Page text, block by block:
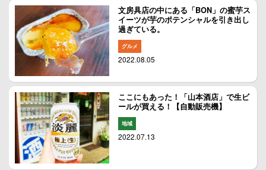
文房具店の中にある「BON」の蜜芋ス
イーツが芋のポテンシャルを引き出し
過ぎている。
グルメ
2022.08.05
ここにもあった！「山本酒店」で生ビ
ールが買える！【自動販売機】
地域
2022.07.13